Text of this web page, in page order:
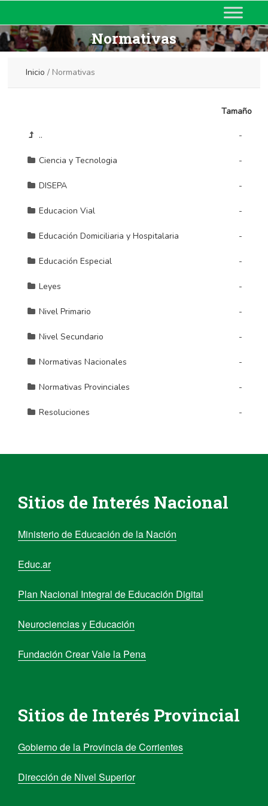
MINISTERIO DE EDUCACIÓN
DE CORRIENTES
Normativas
Sitios de Interés Nacional
Ministerio de Educación de la Nación
Educ.ar
Plan Nacional Integral de Educación Digital
Neurociencias y Educación
Fundación Crear Vale la Pena
Sitios de Interés Provincial
Gobierno de la Provincia de Corrientes
Dirección de Nivel Superior